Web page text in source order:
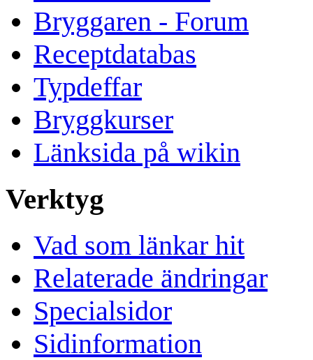
Bryggaren - Forum
Receptdatabas
Typdeffar
Bryggkurser
Länksida på wikin
Verktyg
Vad som länkar hit
Relaterade ändringar
Specialsidor
Sidinformation